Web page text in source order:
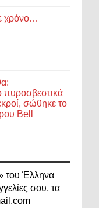
χρόνο…
πυροσβεστικά
σώθηκε το
Bell
του Έλληνα
σου, τα